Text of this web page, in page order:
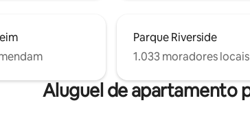
Parque Riverside
1.033 moradores
Aluguel de apartamento